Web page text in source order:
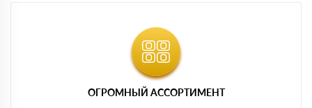
ОГРОМНЫЙ АССОРТИМЕНТ